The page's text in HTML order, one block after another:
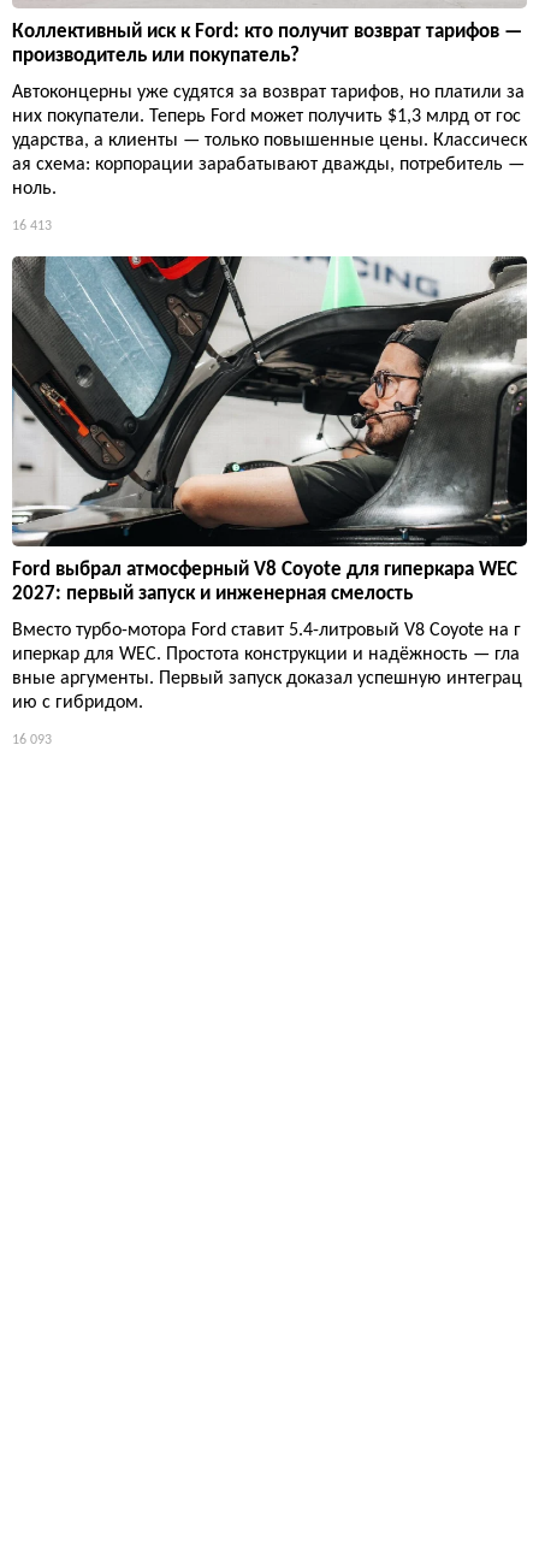
Коллективный иск к Ford: кто получит возврат тарифов —
производитель или покупатель?
Автоконцерны уже судятся за возврат тарифов, но платили за
них покупатели. Теперь Ford может получить $1,3 млрд от гос
ударства, а клиенты — только повышенные цены. Классическ
ая схема: корпорации зарабатывают дважды, потребитель —
ноль.
16 413
Ford выбрал атмосферный V8 Coyote для гиперкара WEC
2027: первый запуск и инженерная смелость
Вместо турбо-мотора Ford ставит 5.4-литровый V8 Coyote на г
иперкар для WEC. Простота конструкции и надёжность — гла
вные аргументы. Первый запуск доказал успешную интеграц
ию с гибридом.
16 093